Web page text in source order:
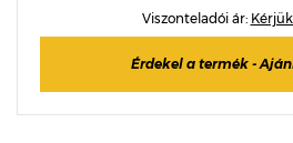
Viszonteladói ár:
Érdekel a termék -